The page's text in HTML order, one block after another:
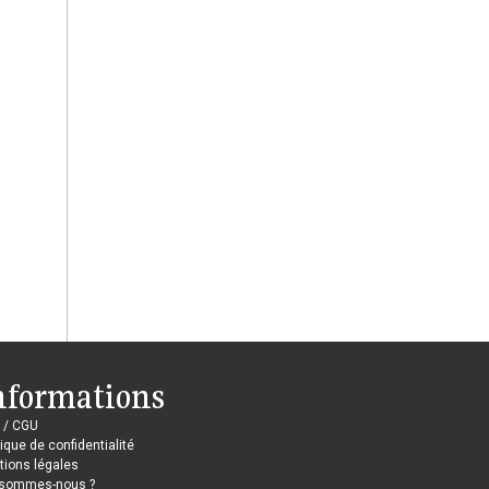
/ CGU
de confidentialité
légales
nous ?